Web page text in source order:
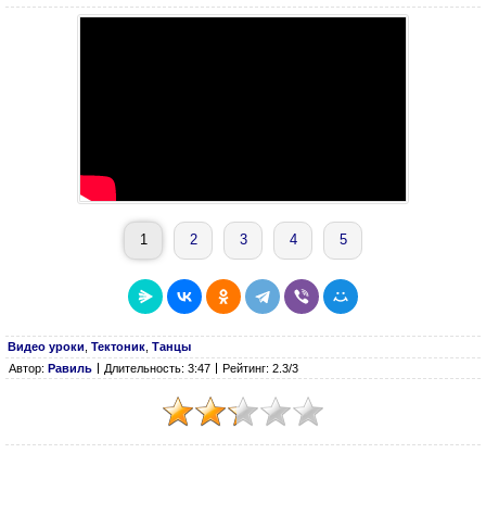
1 2 3 4 5
Видео уроки Тектоник Танцы
Автор: Равиль Длительность: 3:47 Рейтинг: 2.3/3